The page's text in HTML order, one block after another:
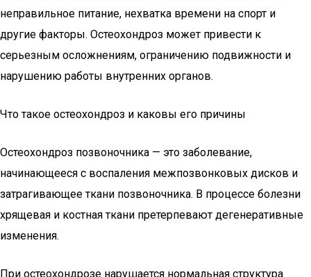
неправильное питание, нехватка времени на спорт и
другие факторы. Остеохондроз может привести к
серьезным осложнениям, ограничению подвижности и
нарушению работы внутренних органов.
Что такое остеохондроз и каковы его причины
Остеохондроз позвоночника — это заболевание,
начинающееся с воспаления межпозвонковых дисков и
затрагивающее ткани позвоночника. В процессе болезни
хрящевая и костная ткани претерпевают дегенеративные
изменения.
При остеохондрозе нарушается нормальная структура